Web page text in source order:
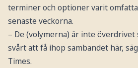
terminer och optioner varit
senaste veckorna.
– De (volymerna) är inte överdrivet
svårt att få ihop sambandet här,
Times.